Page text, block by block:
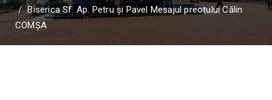
Biserica Sf. Ap. Petru și Pavel Mesajul preotului Călin
COMȘA